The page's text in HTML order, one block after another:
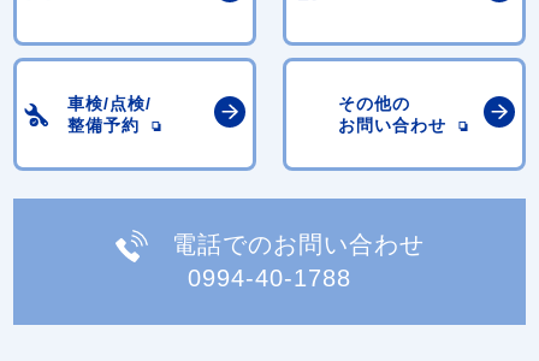
車検/点検/
整備予約
その他の
お問い合わせ
電話でのお問い合わせ
0994-40-1788